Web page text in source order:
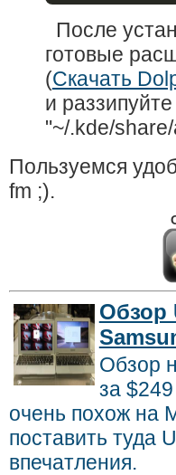
После
готовые
(Скачать
и
"~/.kde/
Пользуемся
fm ;).
Обзор
Обзор
за
очень похож на
поставить туда
впечатления.